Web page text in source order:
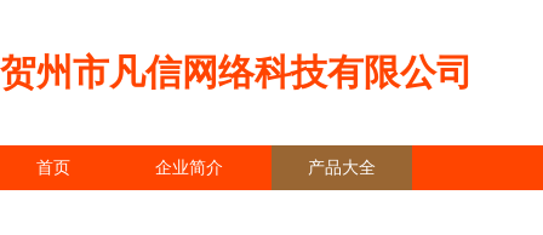
贺州市凡信网络科技有限公司
首页 企业简介 产品大全